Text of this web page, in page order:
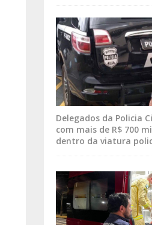
Delegados da Policia
com mais de R$ 700
dentro da viatura